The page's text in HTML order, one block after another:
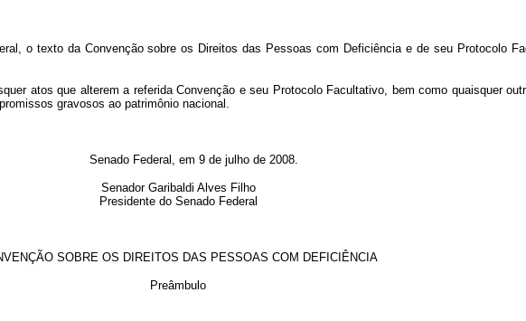
o texto da Convenção sobre os Direitos das Pessoas com Deficiência e de seu Protocolo
atos que alterem a referida Convenção e seu Protocolo Facultativo, bem como quaisquer
gravosos ao patrimônio nacional.
Senado Federal, em 9 de julho de 2008.
Senador Garibaldi Alves Filho
Presidente do Senado Federal
SOBRE OS DIREITOS DAS PESSOAS COM DEFICIÊNCIA
Preâmbulo